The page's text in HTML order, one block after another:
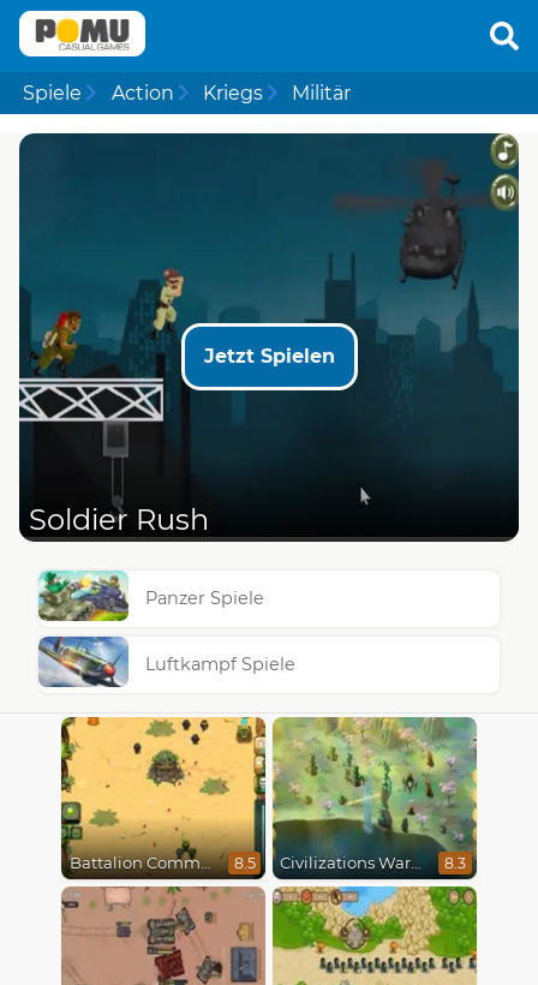
Spiele Action Kriegs Militär
Jetzt Spielen
Soldier Rush
Panzer Spiele
Luftkampf Spiele
Battalion Commander 8.5 Civilizations Wars Master Edition 8.3